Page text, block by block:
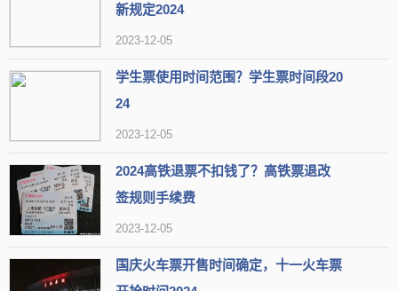
新规定2024
2023-12-05
学生票使用时间范围？学生票时间段20
24
2023-12-05
2024高铁退票不扣钱了？高铁票退改
签规则手续费
2023-12-05
国庆火车票开售时间确定，十一火车票